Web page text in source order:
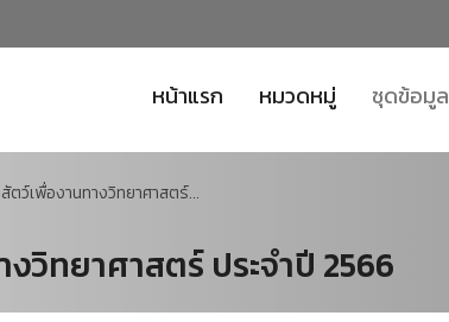
หน้าแรก หมวดหมู่ ชุดข้อมูล
ตว์เพื่องานทางวิทยาศาสตร์...
วิทยาศาสตร์ ประจำปี 2566